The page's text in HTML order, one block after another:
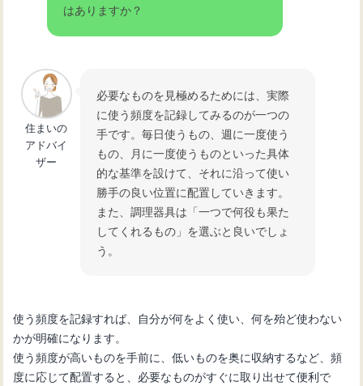
はありますか？
住まいの
アドバイ
ザー
必要なものを見極めるためには、実際
に使う頻度を記録してみるのが一つの
手です。毎日使うもの、週に一度使う
もの、月に一度使うものといった具体
的な基準を設けて、それに沿って使い
勝手の良い位置に配置していきます。
また、調理器具は「一つで何役も果た
してくれるもの」を選ぶと良いでしょ
う。
使う頻度を記録すれば、自分が何をよく使い、何を殆ど使わない
かが明確になります。
使う頻度が高いものを手前に、低いものを奥に収納するなど、頻
度に応じて配置すると、必要なものがすぐに取り出せて便利で